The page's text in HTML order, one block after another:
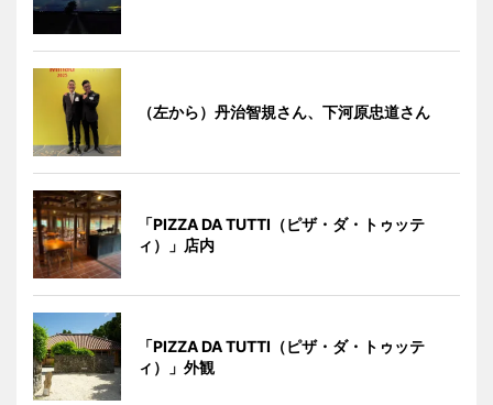
（左から）丹治智規さん、下河原忠道さん
「PIZZA DA TUTTI（ピザ・ダ・トゥッテ
ィ）」店内
「PIZZA DA TUTTI（ピザ・ダ・トゥッテ
ィ）」外観